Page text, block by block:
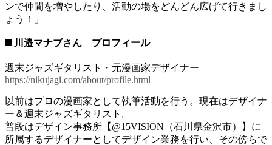
ンで仲間を増やしたり、活動の場をどんどん広げて行きまし
ょう！」
◼️ 川邉マナブさん プロフィール
週末ジャズギタリスト・元漫画家デザイナー
https://nikujagi.com/about/profile.html
以前はプロの漫画家として執筆活動を行う。現在はデザイナ
ー＆週末ジャズギタリスト。
普段はデザイン事務所【@15VISION（石川県金沢市）】に
所属するデザイナーとしてデザイン業務を行い、その傍らで